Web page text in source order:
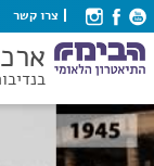
צרו קשר